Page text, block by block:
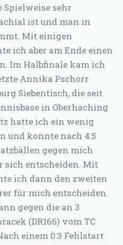
Spielweise sehr
ist und man in
Mit einigen
ich aber am Ende einen
Im Halbfinale kam ich
Annika Pschorr
Siebentisch, die seit
in Oberhaching
hatte ich ein wenig
und konnte nach 4:5
gegen mich
sich entscheiden. Mit
ich dann den zweiten
für mich entscheiden.
gegen die an 3
(DR166) vom TC
einem 0:3 Fehlstart